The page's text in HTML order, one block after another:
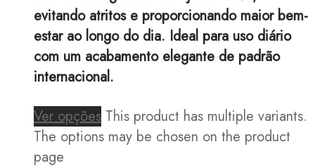
evitando atritos e proporcionando maior bem-
estar ao longo do dia. Ideal para uso diário
com um acabamento elegante de padrão
internacional.
Ver opções This product has multiple variants.
The options may be chosen on the product
page